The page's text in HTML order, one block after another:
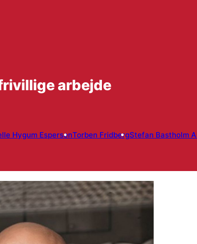
arbejde
Hygum EspersenTorben FridbergStefan Bastholm